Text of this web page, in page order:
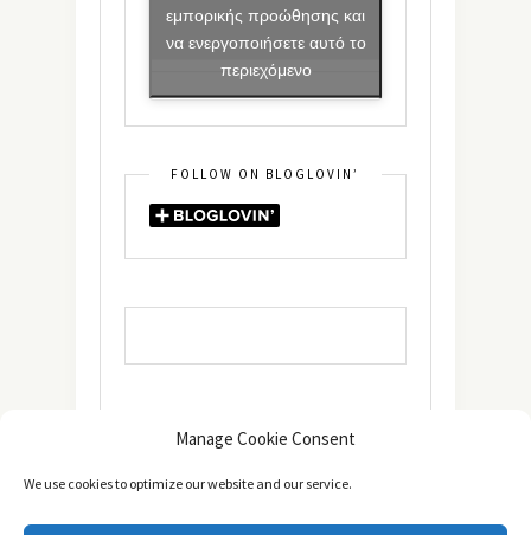
Manage Cookie Consent
We use cookies to optimize our website and our service.
εμπορικής προώθησης και
να ενεργοποιήσετε αυτό το
περιεχόμενο
FOLLOW ON BLOGLOVIN’